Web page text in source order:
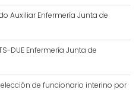
Auxiliar Enfermería Junta de
DUE Enfermería Junta de
de funcionario interino por